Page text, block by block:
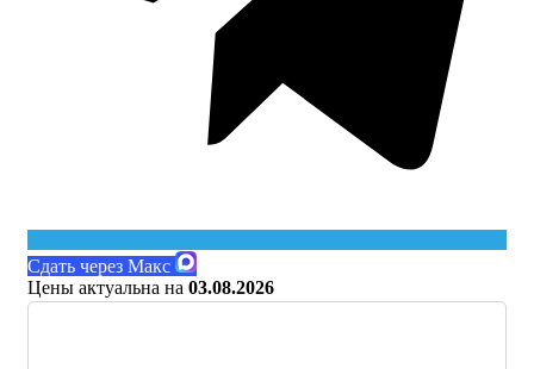
Сдать через Макс
Цены актуальна на 03.08.2026